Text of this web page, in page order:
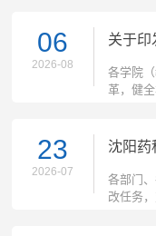
06
2026-08
各学院
革，健
23
2026-07
各部门
改任务